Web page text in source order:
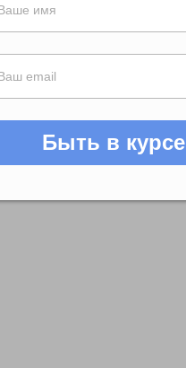
Быть в курсе